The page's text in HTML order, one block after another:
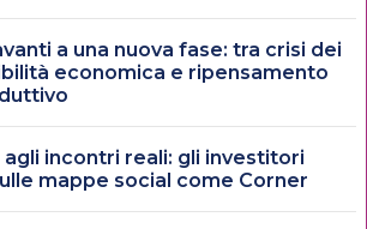
a una nuova fase: tra crisi dei
economica e ripensamento
incontri reali: gli investitori
mappe social come Corner